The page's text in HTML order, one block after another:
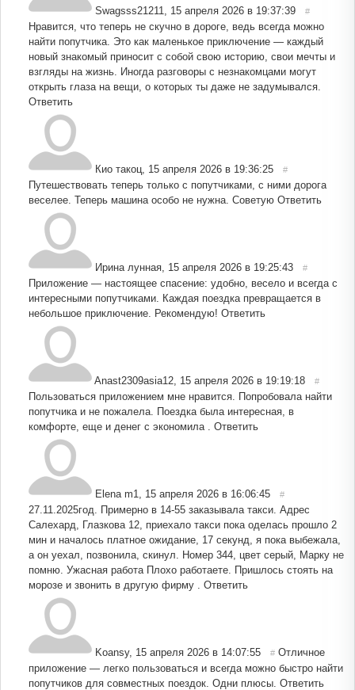
Swagsss21211 15 апреля 2026 в 19:37:39 #
Нравится, что теперь не скучно в дороге, ведь всегда можно
найти попутчика. Это как маленькое приключение — каждый
новый знакомый приносит с собой свою историю, свои мечты и
взгляды на жизнь. Иногда разговоры с незнакомцами могут
открыть глаза на вещи, о которых ты даже не задумывался.
Ответить
Кио такоц 15 апреля 2026 в 19:36:25 #
Путешествовать теперь только с попутчиками, с ними дорога
веселее. Теперь машина особо не нужна. Cоветую Ответить
Ирина лунная 15 апреля 2026 в 19:25:43 #
Приложение — настоящее спасение: удобно, весело и всегда с
интересными попутчиками. Каждая поездка превращается в
небольшое приключение. Рекомендую! Ответить
Anast2309asia12 15 апреля 2026 в 19:19:18 #
Пользоваться приложением мне нравится. Попробовала найти
попутчика и не пожалела. Поездка была интересная, в
комфорте, еще и денег с экономила .
Ответить
Elena m1 15 апреля 2026 в 16:06:45 #
27.11.2025год. Примерно в 14-55 заказывала такси. Адрес
Салехард, Глазкова 12, приехало такси пока оделась прошло 2
мин и началось платное ожидание, 17 секунд, я пока выбежала,
а он уехал, позвонила, скинул. Номер 344, цвет серый, Марку не
помню. Ужасная работа Плохо работаете. Пришлось стоять на
морозе и звонить в другую фирму .
Ответить
Koansy, 15 апреля 2026 в 14:07:55 # Отличное
приложение — легко пользоваться и всегда можно быстро найти
попутчиков для совместных поездок. Одни плюсы. Ответить